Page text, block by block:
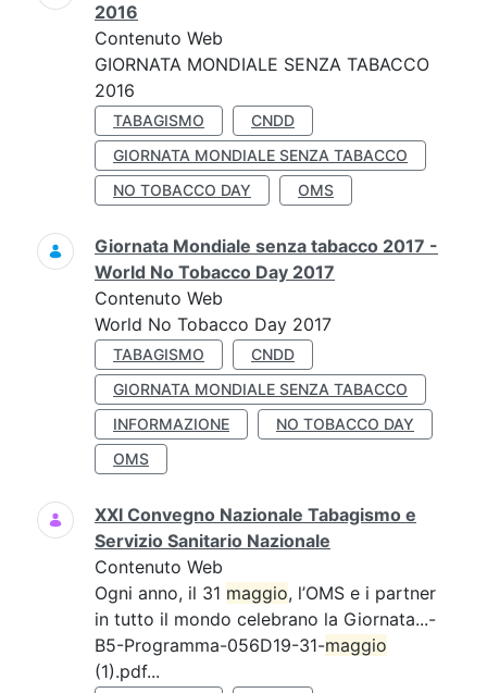
2016
Contenuto Web
GIORNATA MONDIALE SENZA TABACCO
2016
TABAGISMO
CNDD
GIORNATA MONDIALE SENZA TABACCO
NO TOBACCO DAY
OMS
Giornata Mondiale senza tabacco 2017 -
World No Tobacco Day 2017
Contenuto Web
World No Tobacco Day 2017
TABAGISMO
CNDD
GIORNATA MONDIALE SENZA TABACCO
INFORMAZIONE
NO TOBACCO DAY
OMS
XXI Convegno Nazionale Tabagismo e
Servizio Sanitario Nazionale
Contenuto Web
Ogni anno, il 31 maggio, l’OMS e i partner
in tutto il mondo celebrano la Giornata...-
B5-Programma-056D19-31-maggio
(1).pdf...